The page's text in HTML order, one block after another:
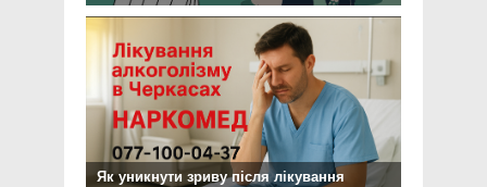
Як уникнути зриву після лікування